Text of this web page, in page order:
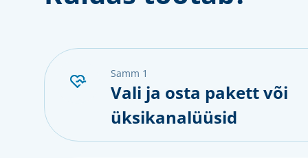
samm 1
Vali ja osta pakett või
üksikanalüüsid